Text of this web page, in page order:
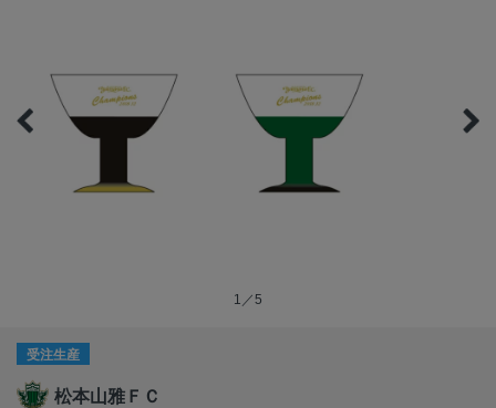
1／5
受注生産
松本山雅ＦＣ